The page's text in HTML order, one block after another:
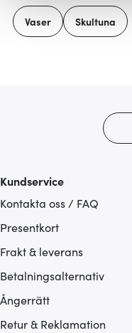
ska anpassas efter
gör också att vi kan
Vaser Skultuna
Kundservice
Kontakta oss / FAQ
Presentkort
Frakt & leverans
Betalningsalternativ
Ångerrätt
Retur & Reklamation